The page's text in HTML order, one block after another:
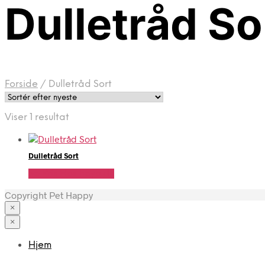
Dulletråd
Forside / Dulletråd Sort
Viser 1 resultat
Dulletråd Sort
Copyright Pet Happy
×
×
Hjem